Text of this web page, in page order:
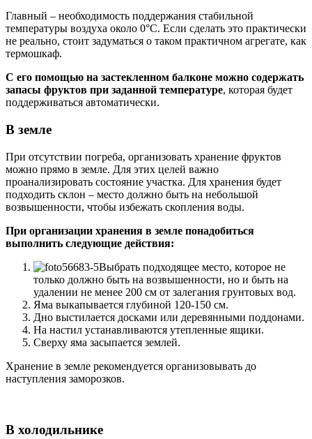
Главный – необходимость поддержания стабильной
температуры воздуха около 0°С. Если сделать это практически
не реально, стоит задуматься о таком практичном агрегате, как
термошкаф.
С его помощью на застекленном балконе можно содержать
запасы фруктов при заданной температуре, которая будет
поддерживаться автоматически.
В земле
При отсутствии погреба, организовать хранение фруктов
можно прямо в земле. Для этих целей важно
проанализировать состояние участка. Для хранения будет
подходить склон – место должно быть на небольшой
возвышенности, чтобы избежать скопления воды.
При организации хранения в земле понадобиться
выполнить следующие действия:
Выбрать подходящее место, которое не
только должно быть на возвышенности, но и быть на
удалении не менее 200 см от залегания грунтовых вод.
Яма выкапывается глубиной 120-150 см.
Дно выстилается досками или деревянными поддонами.
На настил устанавливаются утепленные ящики.
Сверху яма засыпается землей.
Хранение в земле рекомендуется организовывать до
наступления заморозков.
В холодильнике